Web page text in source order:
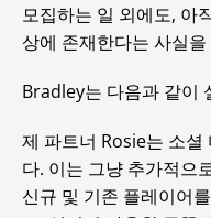
모집하는 일 외에도, 아
상에 존재한다는 사실
Bradley는 다음과 같이
제 파트너 Rosie는 소셜
다. 이는 그냥 추가적으
신규 및 기존 플레이어